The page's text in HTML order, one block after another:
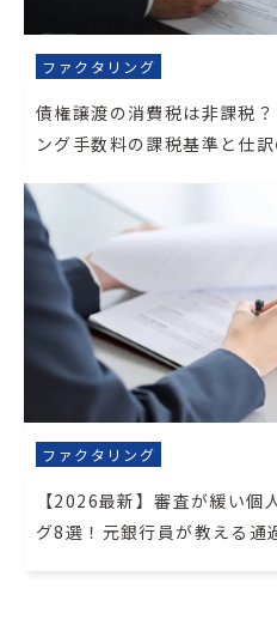
ファクタリング
債権譲渡の消費税は非課税
ング手数料の課税基準と仕
ファクタリング
【2026最新】審査が緩い個
グ8選！元銀行員が教える通